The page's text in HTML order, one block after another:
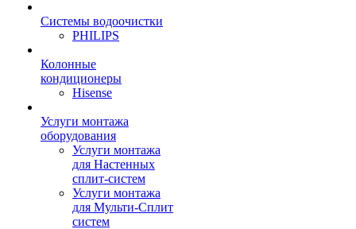
Системы водоочистки
PHILIPS
Колонные
кондиционеры
Hisense
Услуги монтажа
оборудования
Услуги монтажа
для Настенных
сплит-систем
Услуги монтажа
для Мульти-Сплит
систем